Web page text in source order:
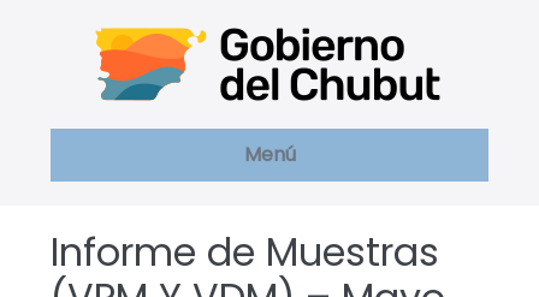
Menú
Informe de Muestras